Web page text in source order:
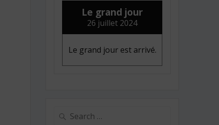
Le grand jour
26 juillet 2024
Le grand jour est arrivé.
Search